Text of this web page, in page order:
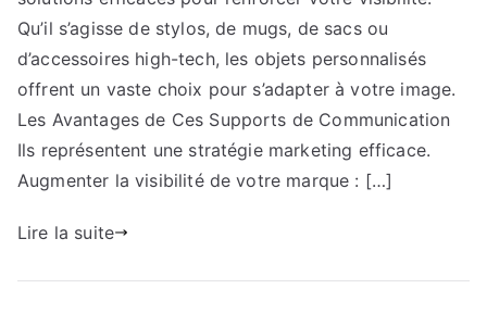
un
impact
maximal.
Qu’il s’agisse de stylos, de mugs, de sacs ou
d’accessoires high-tech, les objets personnalisés
offrent un vaste choix pour s’adapter à votre image.
Les Avantages de Ces Supports de Communication
Ils représentent une stratégie marketing efficace.
Augmenter la visibilité de votre marque : […]
Lire la suite